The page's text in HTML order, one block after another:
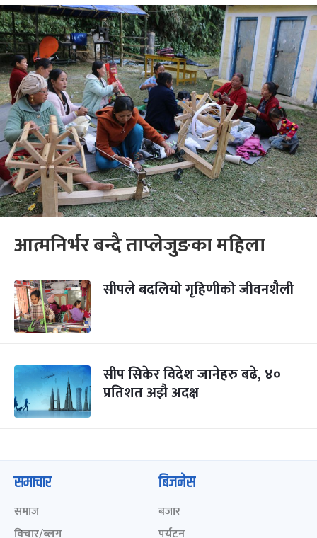
आत्मनिर्भर बन्दै ताप्लेजुङका महिला
सीपले बदलियो गृहिणीको जीवनशैली
सीप सिकेर विदेश जानेहरु बढे, ४०
प्रतिशत अझै अदक्ष
समाचार
समाज
विचार/ब्लग
बिजनेस
बजार
पर्यटन